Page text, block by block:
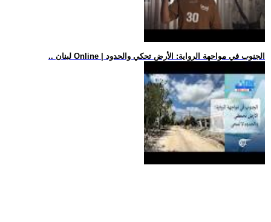
.. لبنان Online | الجنوب في مواجهة الرواية: الأرض تحكي والحدود